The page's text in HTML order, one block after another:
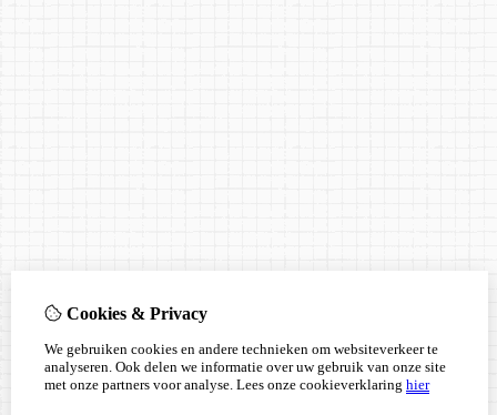
Cookies & Privacy
We gebruiken cookies en andere technieken om websiteverkeer te
analyseren. Ook delen we informatie over uw gebruik van onze site
met onze partners voor analyse. Lees onze cookieverklaring hier